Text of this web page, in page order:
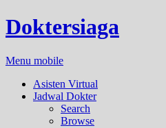
Doktersiaga
Menu mobile
Asisten Virtual
Jadwal Dokter
Search
Browse